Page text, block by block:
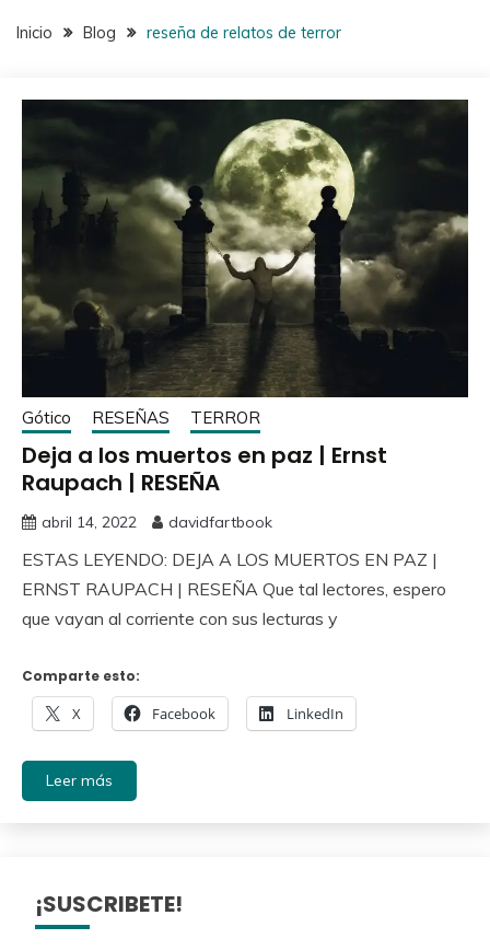
Inicio Blog reseña de relatos de terror
Gótico RESEÑAS TERROR
Deja a los muertos en paz | Ernst
Raupach | RESEÑA
abril 14, 2022 davidfartbook
ESTAS LEYENDO: DEJA A LOS MUERTOS EN PAZ |
ERNST RAUPACH | RESEÑA Que tal lectores, espero
que vayan al corriente con sus lecturas y
Comparte esto:
X Facebook LinkedIn
Leer más
¡SUSCRIBETE!